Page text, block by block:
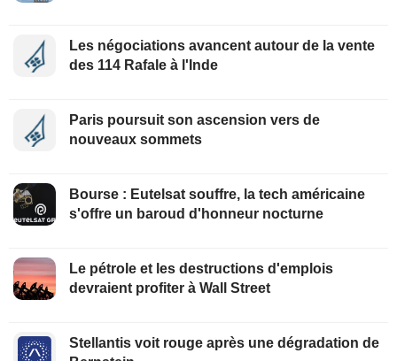
Les négociations avancent autour de la vente
des 114 Rafale à l'Inde
Paris poursuit son ascension vers de
nouveaux sommets
Bourse : Eutelsat souffre, la tech américaine
s'offre un baroud d'honneur nocturne
Le pétrole et les destructions d'emplois
devraient profiter à Wall Street
Stellantis voit rouge après une dégradation de